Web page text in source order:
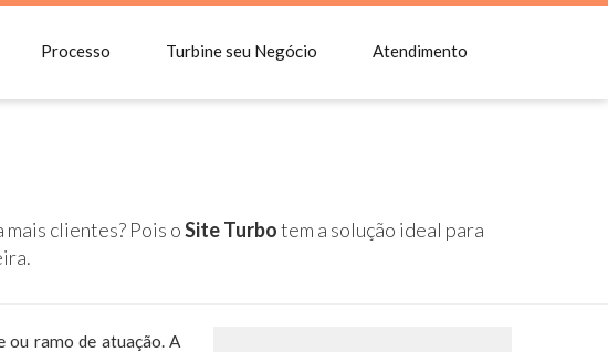
Processo Turbine seu Negócio Atendimento
clientes? Pois oSite Turbotem a solução ideal para
ou ramo de atuação. A